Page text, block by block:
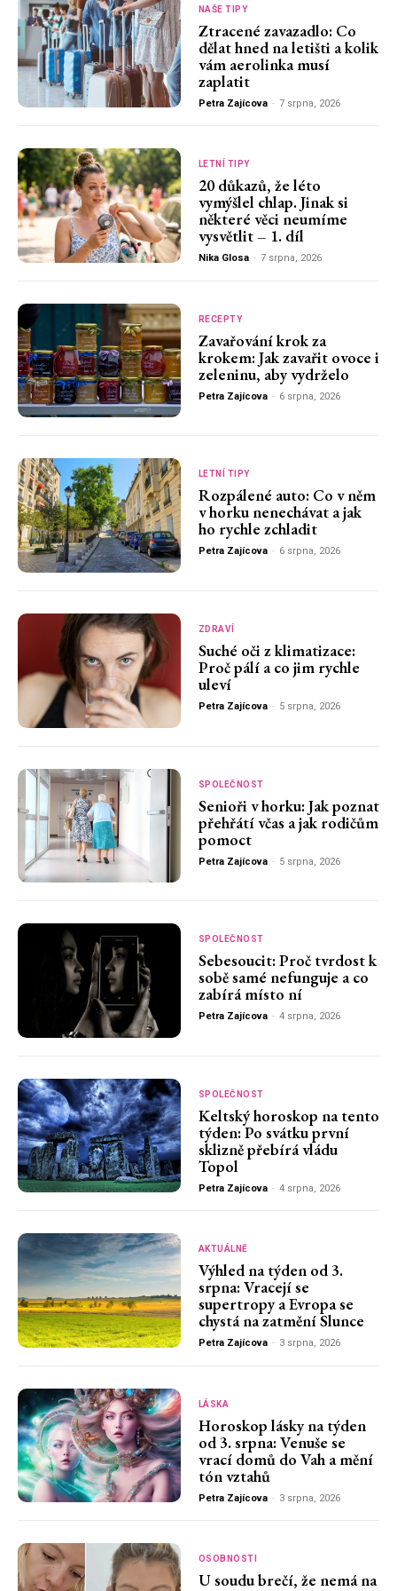
NAŠE TIPY
Ztracené zavazadlo: Co
dělat hned na letišti a kolik
vám aerolinka musí
zaplatit
Petra Zajícova - 7 srpna, 2026
LETNÍ TIPY
20 důkazů, že léto
vymýšlel chlap. Jinak si
některé věci neumíme
vysvětlit – 1. díl
Nika Glosa - 7 srpna, 2026
RECEPTY
Zavařování krok za
krokem: Jak zavařit ovoce i
zeleninu, aby vydrželo
Petra Zajícova - 6 srpna, 2026
LETNÍ TIPY
Rozpálené auto: Co v něm
v horku nenechávat a jak
ho rychle zchladit
Petra Zajícova - 6 srpna, 2026
ZDRAVÍ
Suché oči z klimatizace:
Proč pálí a co jim rychle
uleví
Petra Zajícova - 5 srpna, 2026
SPOLEČNOST
Senioři v horku: Jak poznat
přehřátí včas a jak rodičům
pomoct
Petra Zajícova - 5 srpna, 2026
SPOLEČNOST
Sebesoucit: Proč tvrdost k
sobě samé nefunguje a co
zabírá místo ní
Petra Zajícova - 4 srpna, 2026
SPOLEČNOST
Keltský horoskop na tento
týden: Po svátku první
sklizně přebírá vládu
Topol
Petra Zajícova - 4 srpna, 2026
AKTUÁLNĚ
Výhled na týden od 3.
srpna: Vracejí se
supertropy a Evropa se
chystá na zatmění Slunce
Petra Zajícova - 3 srpna, 2026
LÁSKA
Horoskop lásky na týden
od 3. srpna: Venuše se
vrací domů do Vah a mění
tón vztahů
Petra Zajícova - 3 srpna, 2026
OSOBNOSTI
U soudu brečí, že nemá na